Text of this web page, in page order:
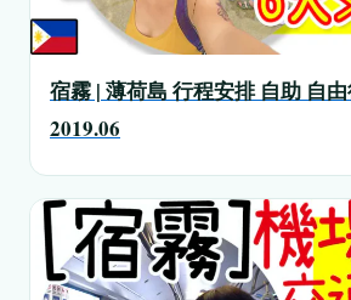
宿霧 | 薄荷島 行程安排 自助 自
2019.06